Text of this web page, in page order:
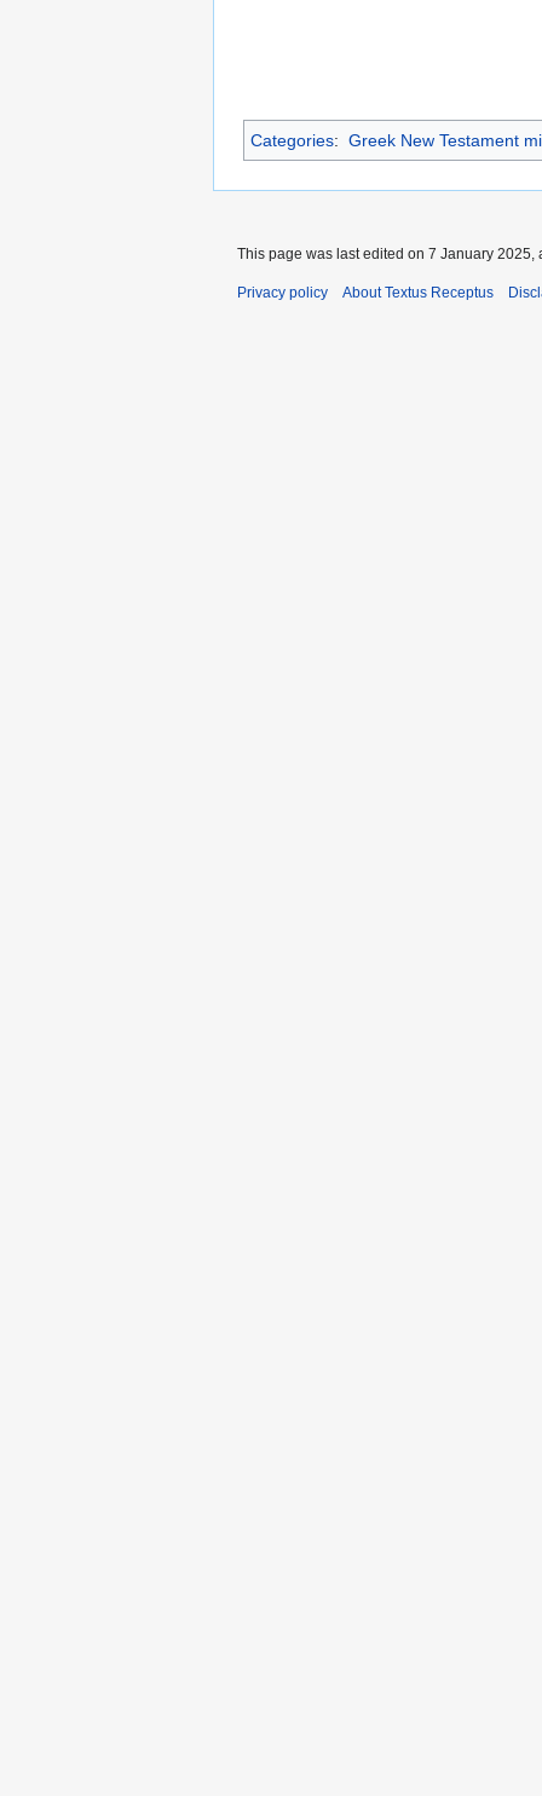
Categories: Greek New Testament
This page was last edited on 7 January 2025,
Privacy policy About Textus Receptus